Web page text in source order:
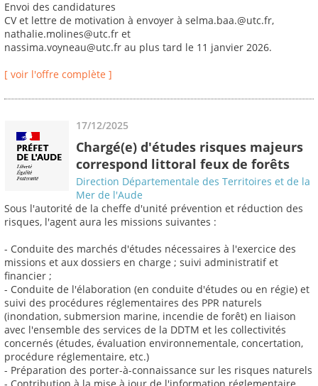
Envoi des candidatures
CV et lettre de motivation à envoyer à selma.baa.@utc.fr,
nathalie.molines@utc.fr et
nassima.voyneau@utc.fr au plus tard le 11 janvier 2026.
[ voir l'offre complète ]
17/12/2025
Chargé(e) d'études risques majeurs
correspond littoral feux de forêts
Direction Départementale des Territoires et de la
Mer de l'Aude
Sous l'autorité de la cheffe d'unité prévention et réduction des
risques, l'agent aura les missions suivantes :
- Conduite des marchés d'études nécessaires à l'exercice des
missions et aux dossiers en charge ; suivi administratif et
financier ;
- Conduite de l'élaboration (en conduite d'études ou en régie) et
suivi des procédures réglementaires des PPR naturels
(inondation, submersion marine, incendie de forêt) en liaison
avec l'ensemble des services de la DDTM et les collectivités
concernés (études, évaluation environnementale, concertation,
procédure réglementaire, etc.)
- Préparation des porter-à-connaissance sur les risques naturels